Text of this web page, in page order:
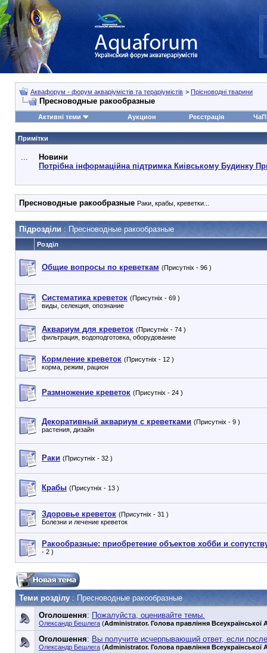
Аквафорум - форум акваріумістів та тераріумістів > Прісноводні тварини
Пресноводные ракообразные
Активні теми Аукцион Реєстрація
Примітки
...
Новини
Потрібна інформаційна підтримка Киівському Будинку
Пресноводные ракообразные Раки, крабы, креветки...
Підрозділи : Пресноводные ракообразные
Розділ
Общие вопросы по креветкам (Присутніх - 96 )
Систематика креветок (Присутніх - 69 )
виды, селекция, опознание
Аквариум для креветок (Присутніх - 74 )
фильтрация, водоподготовка, оборудование
Кормление креветок (Присутніх - 12 )
корма, режим, рацион
Размножение креветок (Присутніх - 24 )
Декоративный аквариум с креветками (Присутніх - 9 )
растения, дизайн
Раки (Присутніх - 32 )
Крабы (Присутніх - 13 )
Здоровье креветок (Присутніх - 31 )
Болезни и лечение креветок
Ракообразные: приобретение объектов хобби и
- 2 )
Теми розділу : Пресноводные ракообразные
Оголошення: Пожалуйста, оценивайте темы.
Олександр Бешлега (Administrator. Голова правління Всеукраїнської
Оголошення: Вы получите исчерпывающий ответ, если
Олександр Бешлега (Administrator. Голова правління Всеукраїнської